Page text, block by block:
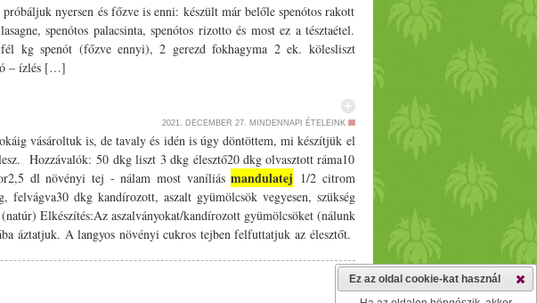
a lenmagot közvetlenül az összeállítás előtt őröljétek le. És hogy mit
kiegészítők, ezek az élettani hatásaik: Chia mag Több, mint egy
mert krémesebb lesz tőle a kása, de a chia ennél sokkal többet
van Omega-3 zsírsavakkal, amik segítenek az ízületek egészségének
hidratáltságának megőrzésében. Ásványi anyag bomba: meglepő,
mint a tejben, emellett rengeteg magnéziumot és foszfort tartalmaz,
Lenmag Az emésztés motorja: nemcsak a rosttartalma
oldódnak ki belőle, amik mintegy ,,bevonják és nyugtatják a
rostjai úgy működnek, mint egy finom kefe, segítve a bélrendszer
fehérje: az egyik legjobb növényi fehérjeforrás, mivel tartalmazza
a testünknek szüksége van az építkezéshez. Ideális zsírsavarány: Az
a magban a legkedvezőbb az emberi szervezet számára.
nyersen és főzve is enni: készült már belőle spenótos rakott
spenótos palacsinta, spenótos rizotto és most ez a tésztaétel.
kg spenót (főzve ennyi), 2 gerezd fokhagyma 2 ek. kölesliszt
– ízlés […]
2021. DECEMBER 27. MINDENNAPI ÉTELEINK
vásároltuk is, de tavaly és idén is úgy döntöttem, mi készítjük el
Hozzávalók: 50 dkg liszt 3 dkg élesztő20 dkg olvasztott ráma10
dl növényi tej - nálam most vaníliásmandulatej 1/­­2 citrom
felvágva30 dkg kandírozott, aszalt gyümölcsök vegyesen, szükség
Elkészítés:Az aszalványokat/­­kandírozott gyümölcsöket (nálunk
áztatjuk. A langyos növényi cukros tejben felfuttatjuk az élesztőt.
kelesztjük. Utána a magokat, aszalványokat hozzáadva átgyúrjuk és
felületen kinyújtjuk, közepére helyezzük a rúddá gyúrt marcipánt
Ez az oldal cookie-kat használ